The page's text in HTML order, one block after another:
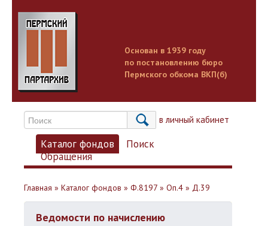
Основан в 1939 году
по постановлению бюро
Пермского обкома ВКП(б)
Вход в личный кабинет
Каталог фондов
Поиск
Обращения
Главная » Каталог фондов » Ф.8197 » Оп.4 » Д.39
Ведомости по начислению